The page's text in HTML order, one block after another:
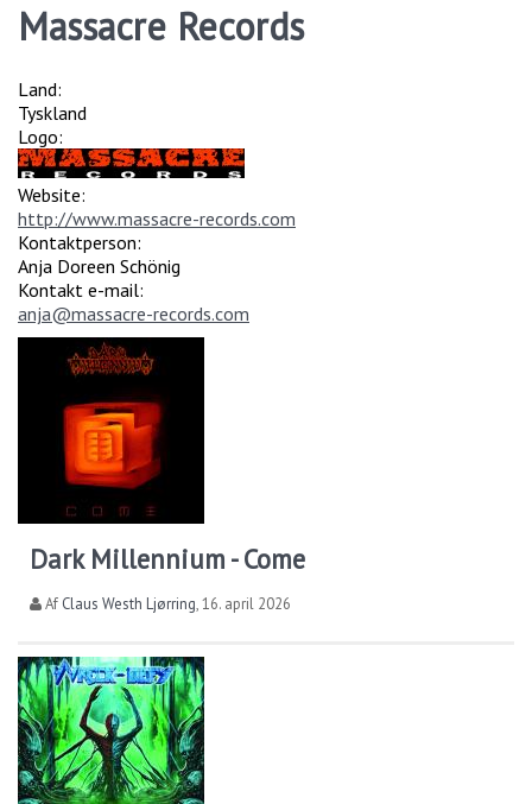
Massacre Records
Land:
Tyskland
Logo:
Website:
http://www.massacre-records.com
Kontaktperson:
Anja Doreen Schönig
Kontakt e-mail:
anja@massacre-records.com
Dark Millennium - Come
Af Claus Westh Ljørring,16. april 2026